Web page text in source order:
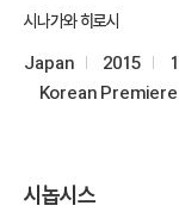
시나가와 히로시
Japan 2015
Korean Premiere
시놉시스